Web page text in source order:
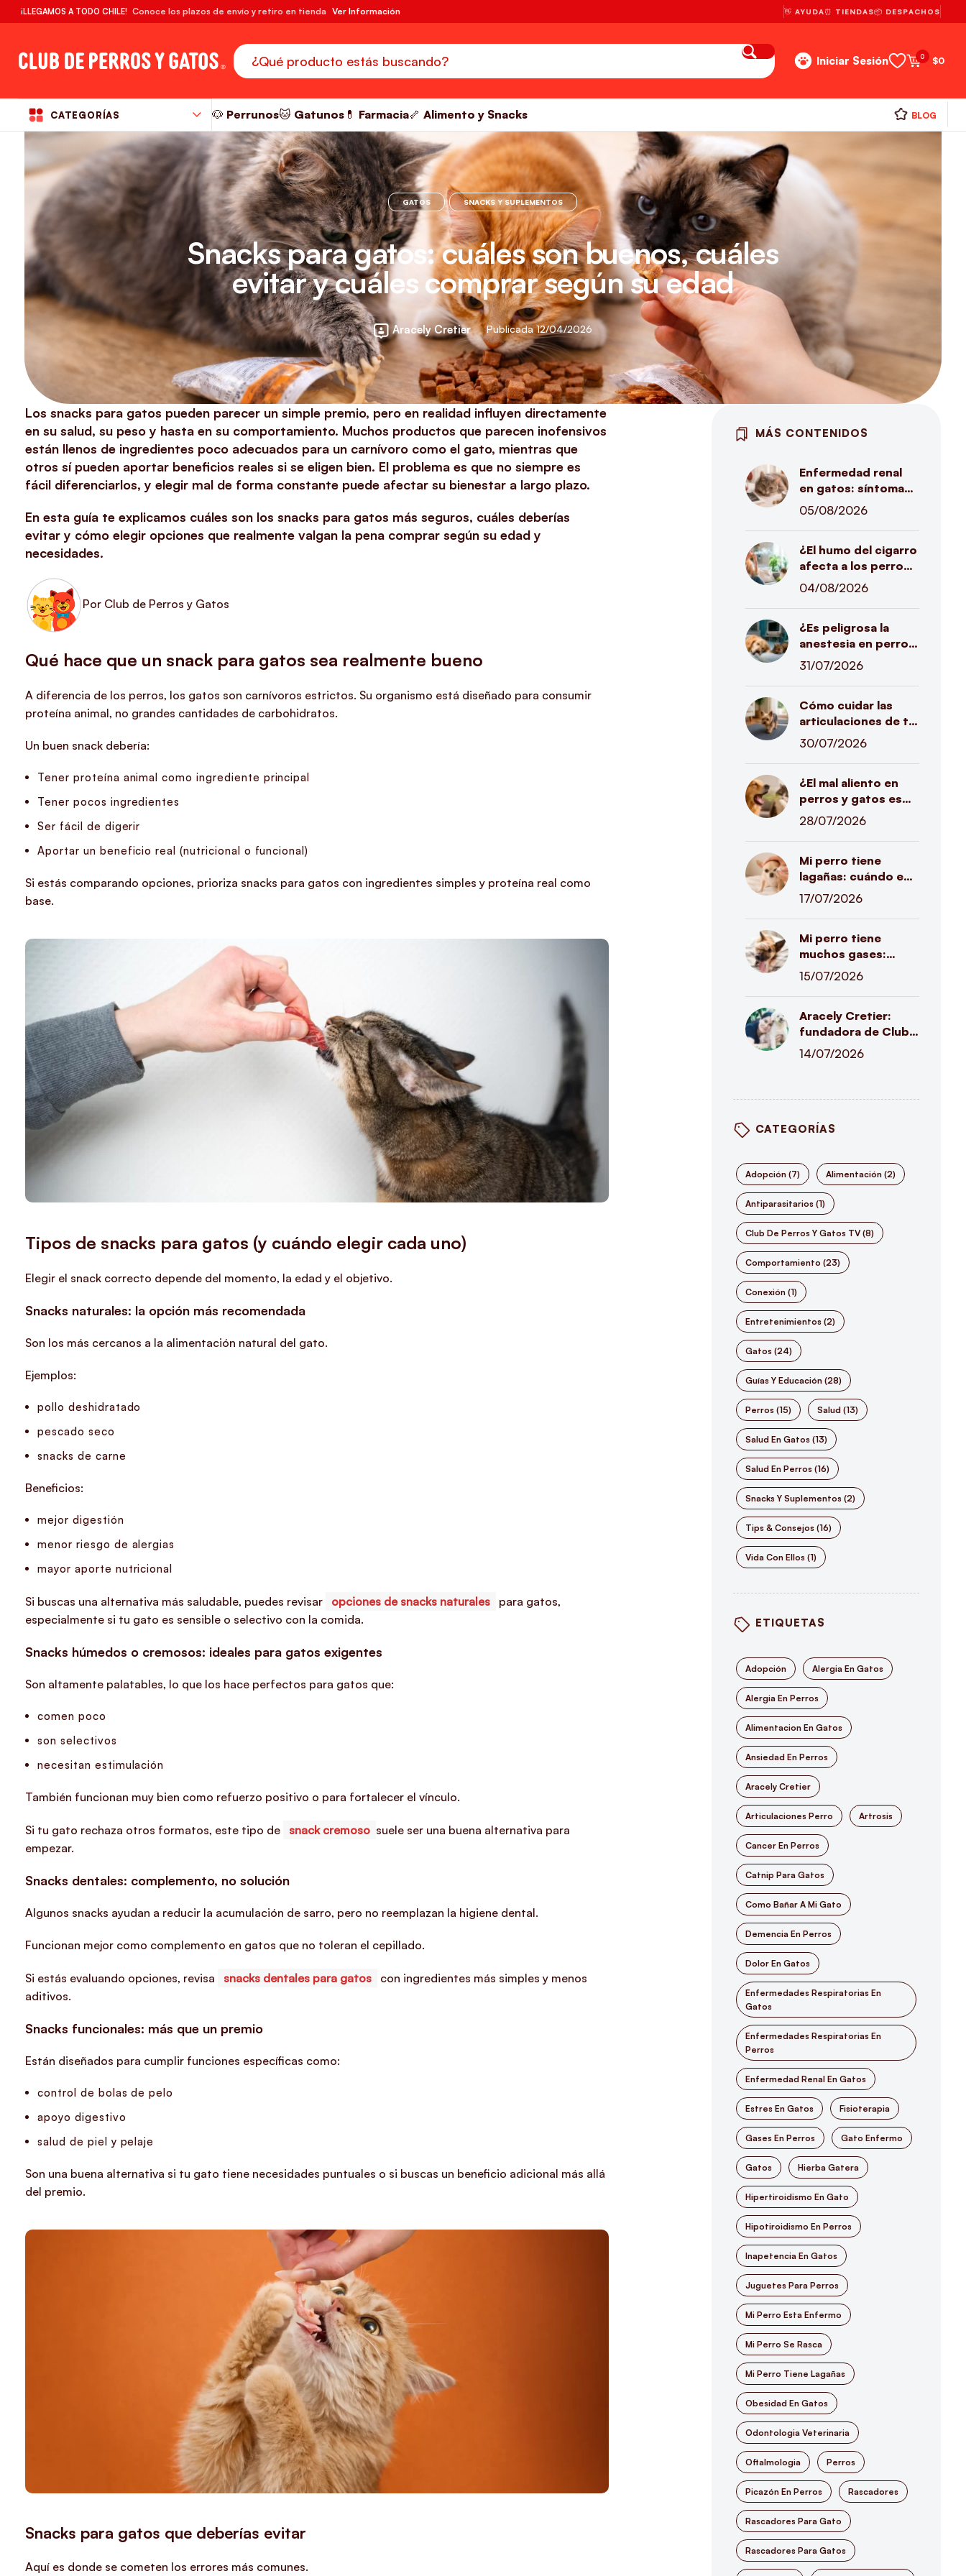
¡LLEGAMOS A TODO CHILE! Conoce los plazos de envío y retiro en tienda Ver Información 👋 AYUDA⏰ TIENDAS📦 DESPACHOS
Iniciar Sesión 0 $0
CATEGORÍAS 🐶 Perrunos🐱 Gatunos 💊 Farmacia🦴 Alimento y Snacks BLOG
GATOS SNACKS Y SUPLEMENTOS
Snacks para gatos: cuáles son buenos, cuáles
evitar y cuáles comprar según su edad
Aracely Cretier Publicada 12/04/2026
Los snacks para gatos pueden parecer un simple premio, pero en realidad influyen directamente
en su salud, su peso y hasta en su comportamiento. Muchos productos que parecen inofensivos
están llenos de ingredientes poco adecuados para un carnívoro como el gato, mientras que
otros sí pueden aportar beneficios reales si se eligen bien. El problema es que no siempre es
fácil diferenciarlos, y elegir mal de forma constante puede afectar su bienestar a largo plazo.
En esta guía te explicamos cuáles son los snacks para gatos más seguros, cuáles deberías
evitar y cómo elegir opciones que realmente valgan la pena comprar según su edad y
necesidades.
Por Club de Perros y Gatos
Qué hace que un snack para gatos sea realmente bueno
A diferencia de los perros, los gatos son carnívoros estrictos. Su organismo está diseñado para consumir
proteína animal, no grandes cantidades de carbohidratos.
Un buen snack debería:
Tener proteína animal como ingrediente principal
Tener pocos ingredientes
Ser fácil de digerir
Aportar un beneficio real (nutricional o funcional)
Si estás comparando opciones, prioriza snacks para gatos con ingredientes simples y proteína real como
base.
Tipos de snacks para gatos (y cuándo elegir cada uno)
Elegir el snack correcto depende del momento, la edad y el objetivo.
Snacks naturales: la opción más recomendada
Son los más cercanos a la alimentación natural del gato.
Ejemplos:
pollo deshidratado
pescado seco
snacks de carne
Beneficios:
mejor digestión
menor riesgo de alergias
mayor aporte nutricional
Si buscas una alternativa más saludable, puedes revisar opciones de snacks naturales
para gatos,
especialmente si tu gato es sensible o selectivo con la comida.
Snacks húmedos o cremosos: ideales para gatos exigentes
Son altamente palatables, lo que los hace perfectos para gatos que:
comen poco
son selectivos
necesitan estimulación
También funcionan muy bien como refuerzo positivo o para fortalecer el vínculo.
Si tu gato rechaza otros formatos, este tipo de snack cremoso suele ser una buena alternativa para
empezar.
Snacks dentales: complemento, no solución
Algunos snacks ayudan a reducir la acumulación de sarro, pero no reemplazan la higiene dental.
Funcionan mejor como complemento en gatos que no toleran el cepillado.
Si estás evaluando opciones, revisa snacks dentales para gatos
con ingredientes más simples y menos
aditivos.
Snacks funcionales: más que un premio
Están diseñados para cumplir funciones específicas como:
control de bolas de pelo
apoyo digestivo
salud de piel y pelaje
Son una buena alternativa si tu gato tiene necesidades puntuales o si buscas un beneficio adicional más allá
del premio.
Snacks para gatos que deberías evitar
Aquí es donde se cometen los errores más comunes.
MÁS CONTENIDOS
Enfermedad renal
en gatos: síntomas,
tratamiento y cómo
de vida
05/08/2026
¿El humo del cigarro
afecta a los perros
y gatos? Lo que
saber
04/08/2026
¿Es peligrosa la
anestesia en perros
y gatos? Riesgos
que pueden hacer la
diferencia
31/07/2026
Cómo cuidar las
articulaciones de tu
perro antes de que
30/07/2026
¿El mal aliento en
perros y gatos es
normal? La primera
enfermedad que
muchos pasan por
alto
28/07/2026
Mi perro tiene
lagañas: cuándo es
normal y cuándo
de alerta
17/07/2026
Mi perro tiene
muchos gases:
cuándo es normal y
indicar un problema
digestivo
15/07/2026
Aracely Cretier:
fundadora de Club
de Perros y Gatos
14/07/2026
CATEGORÍAS
Adopción (7) Alimentación (2)
Antiparasitarios (1)
Club De Perros Y Gatos TV(8)
Comportamiento (23)
Conexión (1)
Entretenimientos (2)
Gatos (24)
Guías Y Educación (28)
Perros (15) Salud (13)
Salud En Gatos (13)
Salud En Perros (16)
Snacks Y Suplementos (2)
Tips & Consejos (16)
Vida Con Ellos (1)
ETIQUETAS
Adopción Alergia En Gatos
Alergia En Perros
Alimentacion En Gatos
Ansiedad En Perros
Aracely Cretier
Articulaciones Perro Artrosis
Cancer En Perros
Catnip Para Gatos
Como Bañar A Mi Gato
Demencia En Perros
Dolor En Gatos
Enfermedades Respiratorias En
Gatos
Enfermedades Respiratorias En
Perros
Enfermedad Renal En Gatos
Estres En Gatos Fisioterapia
Gases En Perros Gato Enfermo
Gatos Hierba Gatera
Hipertiroidismo En Gato
Hipotiroidismo En Perros
Inapetencia En Gatos
Juguetes Para Perros
Mi Perro Esta Enfermo
Mi Perro Se Rasca
Mi Perro Tiene Lagañas
Obesidad En Gatos
Odontologia Veterinaria
Oftalmologia Perros
Picazón En Perros Rascadores
Rascadores Para Gato
Rascadores Para Gatos
RM